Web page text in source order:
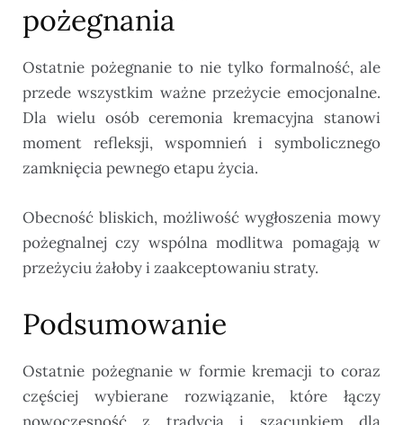
pożegnania
Ostatnie pożegnanie to nie tylko formalność, ale
przede wszystkim ważne przeżycie emocjonalne.
Dla wielu osób ceremonia kremacyjna stanowi
moment refleksji, wspomnień i symbolicznego
zamknięcia pewnego etapu życia.
Obecność bliskich, możliwość wygłoszenia mowy
pożegnalnej czy wspólna modlitwa pomagają w
przeżyciu żałoby i zaakceptowaniu straty.
Podsumowanie
Ostatnie pożegnanie w formie kremacji to coraz
częściej wybierane rozwiązanie, które łączy